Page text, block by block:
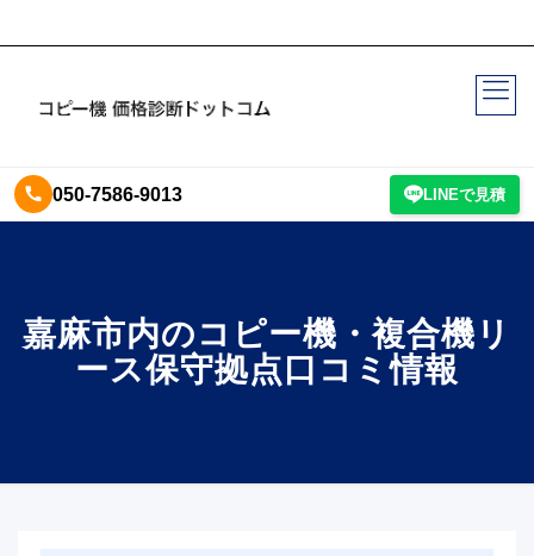
050-7586-9013 LINEで見積
嘉麻市内のコピー機・複合機リ
ース保守拠点口コミ情報